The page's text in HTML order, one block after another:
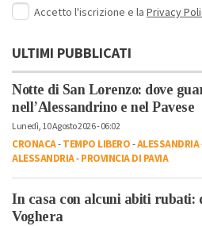
Accetto l'iscrizione e la Privacy
ULTIMI PUBBLICATI
Notte di San Lorenzo: dove
nell’Alessandrino e nel Pavese
Lunedì, 10 Agosto 2026 - 06:02
CRONACA-TEMPO LIBERO-ALESSANDRIA
ALESSANDRIA-PROVINCIA DI PAVIA
In casa con alcuni abiti rubati:
Voghera